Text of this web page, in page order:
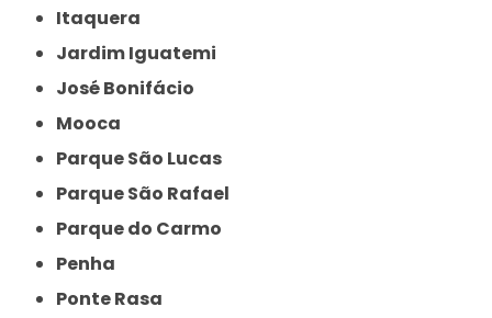
Itaquera
Jardim Iguatemi
José Bonifácio
Mooca
Parque São Lucas
Parque São Rafael
Parque do Carmo
Penha
Ponte Rasa